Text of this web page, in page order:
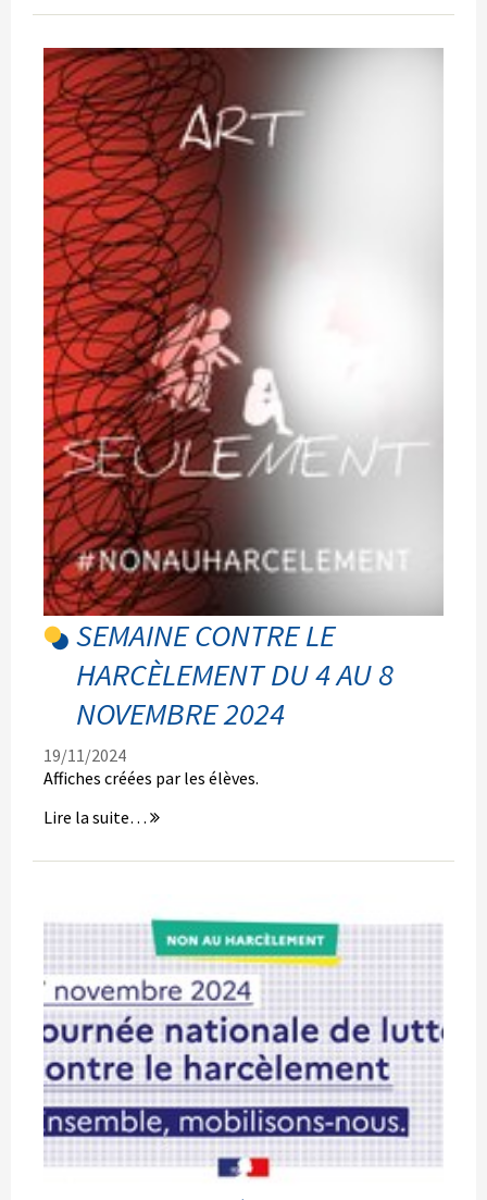
des
Septembre
2024
-
SEMAINE CONTRE LE
HARCÈLEMENT DU 4 AU 8
NOVEMBRE 2024
19/11/2024
Affiches créées par les élèves.
Semaine
le
4
8
novembre
2024
-
Lire la suite…